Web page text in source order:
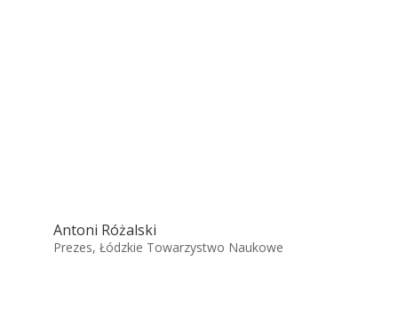
Antoni Różalski
Prezes, Łódzkie Towarzystwo Naukowe